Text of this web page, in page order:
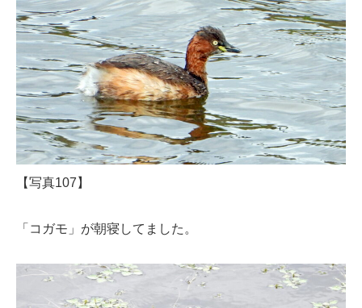
【写真107】
「コガモ」が朝寝してました。